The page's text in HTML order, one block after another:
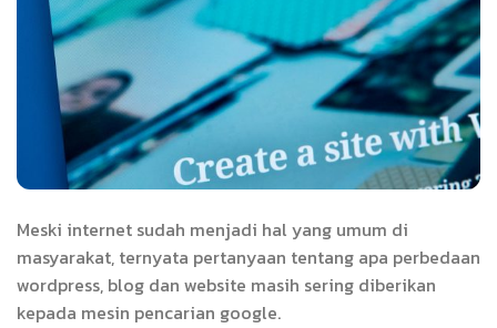
Meski internet sudah menjadi hal yang umum di
masyarakat, ternyata pertanyaan tentang apa perbedaan
wordpress, blog dan website masih sering diberikan
kepada mesin pencarian google.